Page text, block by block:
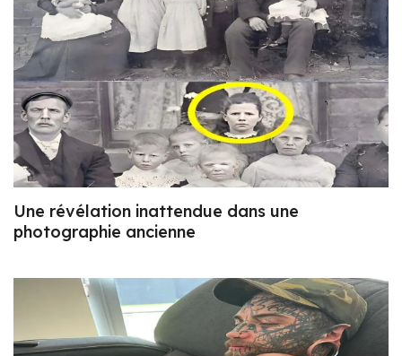
Une révélation inattendue dans une
photographie ancienne